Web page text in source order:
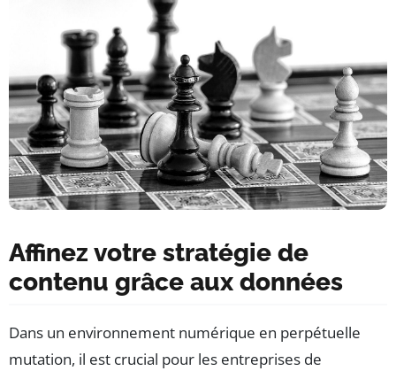
Affinez votre stratégie de
contenu grâce aux données
Dans un environnement numérique en perpétuelle
mutation, il est crucial pour les entreprises de